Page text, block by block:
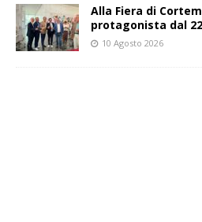
Alla Fiera di
protagonista dal
10 Agosto 2026